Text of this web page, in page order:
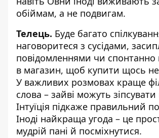
обіймам, а не подвигам.
Телець. Буде багато
наговоритеся з сусідами,
повідомленнями чи спонтанно
в магазин, щоб купити щось
У важливих розмовах краще
слова – зайві можуть
Інтуїція підкаже правильний
Іноді найкраща угода – це
мудрій пані й посміхнутися.